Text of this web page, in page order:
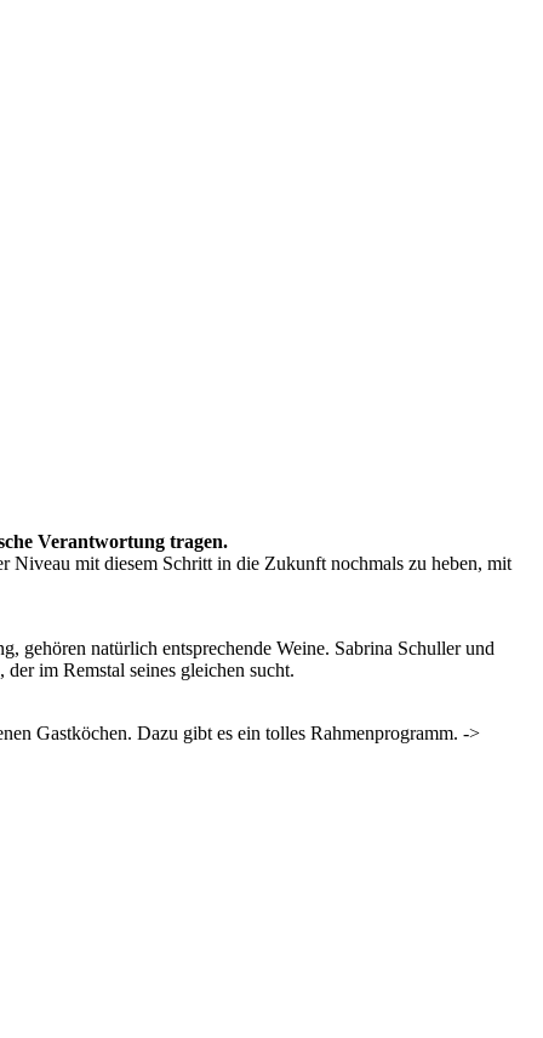
Verantwortung tragen.
Niveau mit diesem Schritt in die Zukunft nochmals zu heben, mit
gehören natürlich entsprechende Weine. Sabrina Schuller und
im Remstal seines gleichen sucht.
Gastköchen. Dazu gibt es ein tolles Rahmenprogramm. ->